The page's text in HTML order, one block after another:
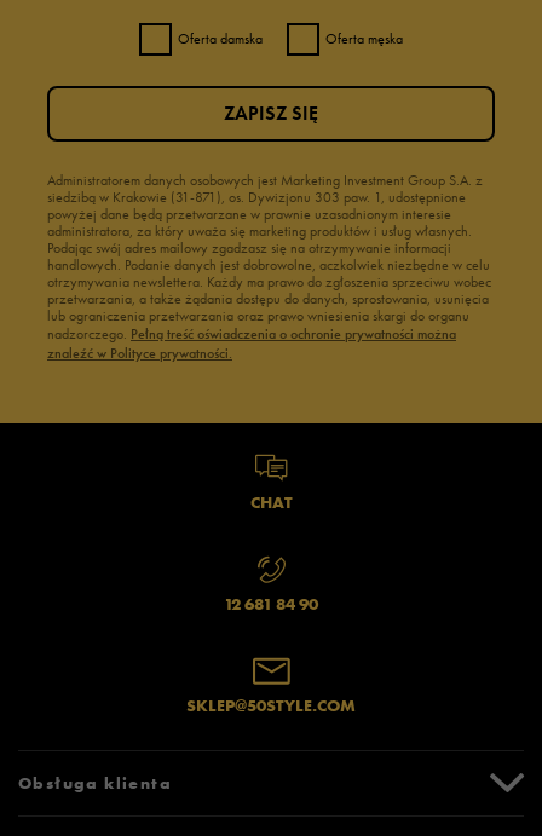
Oferta damska Oferta męska
Administratorem danych osobowych jest Marketing Investment Group S.A. z
siedzibą w Krakowie (31-871), os. Dywizjonu 303 paw. 1, udostępnione
powyżej dane będą przetwarzane w prawnie uzasadnionym interesie
administratora, za który uważa się marketing produktów i usług własnych.
Podając swój adres mailowy zgadzasz się na otrzymywanie informacji
handlowych. Podanie danych jest dobrowolne, aczkolwiek niezbędne w celu
otrzymywania newslettera. Każdy ma prawo do zgłoszenia sprzeciwu wobec
przetwarzania, a także żądania dostępu do danych, sprostowania, usunięcia
lub ograniczenia przetwarzania oraz prawo wniesienia skargi do organu
nadzorczego. Pełną treść oświadczenia o ochronie prywatności można
znaleźć w Polityce prywatności.
ZAPISZ SIĘ
CHAT
12 681 84 90
SKLEP@50STYLE.COM
Obsługa klienta